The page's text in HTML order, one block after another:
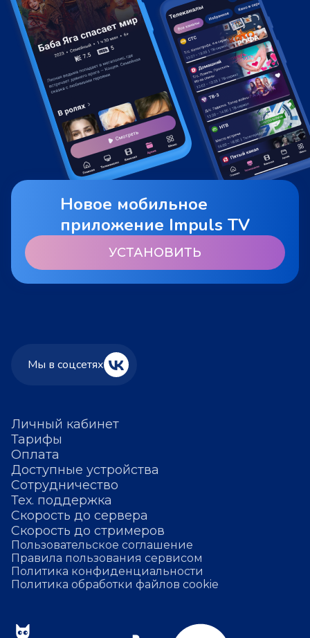
Новое мобильное
приложение Impuls TV
УСТАНОВИТЬ
Личный кабинет
Тарифы
Оплата
Доступные устройства
Сотрудничество
Тех. поддержка
Скорость до сервера
Скорость до стримеров
Пользовательское соглашение
Правила пользования сервисом
Политика конфиденциальности
Политика обработки файлов cookie
Мы в соцсетях